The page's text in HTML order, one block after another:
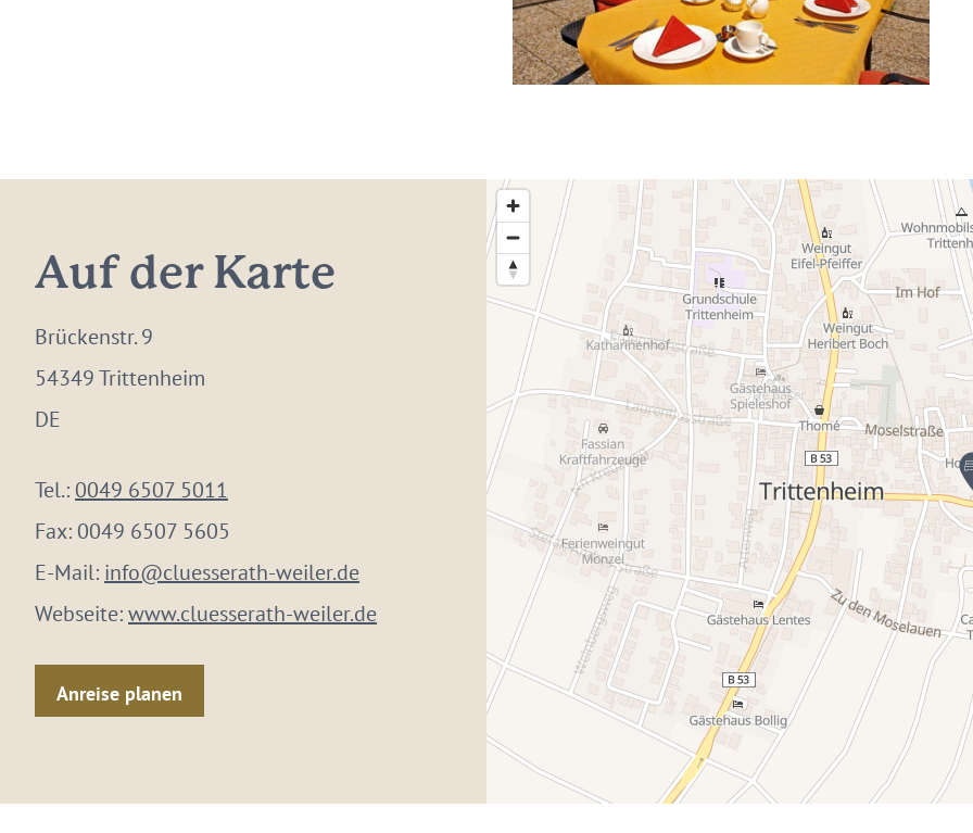
Auf der Karte
Brückenstr. 9
54349 Trittenheim
DE
Tel.: 0049 6507 5011
Fax: 0049 6507 5605
E-Mail: info@cluesserath-weiler.de
Webseite:www.cluesserath-weiler.de
Anreise planen